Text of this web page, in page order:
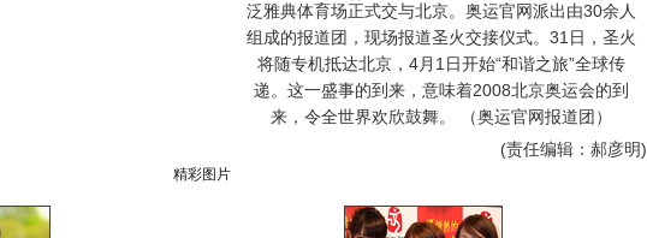
泛雅典体育场正式交与北京。奥运官网派出由30余人
组成的报道团，现场报道圣火交接仪式。31日，圣火
将随专机抵达北京，4月1日开始“和谐之旅”全球传
递。这一盛事的到来，意味着2008北京奥运会的到
来，令全世界欢欣鼓舞。 （奥运官网报道团）
(责任编辑：郝彦明)
精彩图片